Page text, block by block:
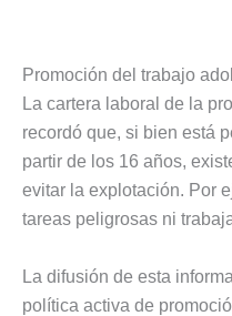
Promoción del trabajo
La cartera laboral de la
recordó que, si bien está
partir de los 16 años,
evitar la explotación. Por
tareas peligrosas ni
La difusión de esta
política activa de